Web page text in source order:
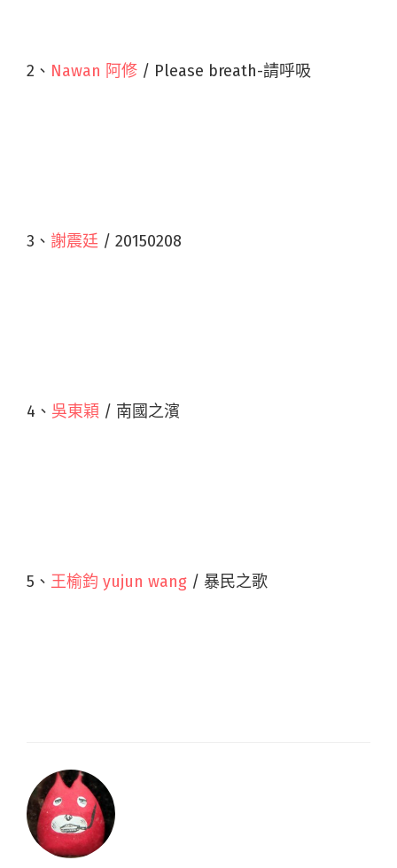
2、 Nawan 阿修 / Please breath-請呼吸
3、 謝震廷 / 20150208
4、 吳東穎 / 南國之濱
5、 王榆鈞 yujun wang / 暴民之歌